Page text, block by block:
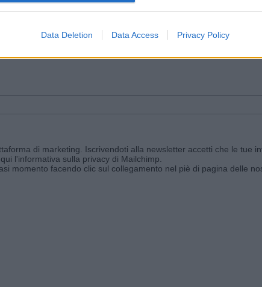
Data Deletion Data Access Privacy Policy
e ricevi le nostre email periodiche contenenti le ultime notizie
di marketing. Iscrivendoti alla newsletter accetti che le tue
l'informativa sulla privacy di Mailchimp
momento facendo clic sul collegamento nel piè di pagina delle